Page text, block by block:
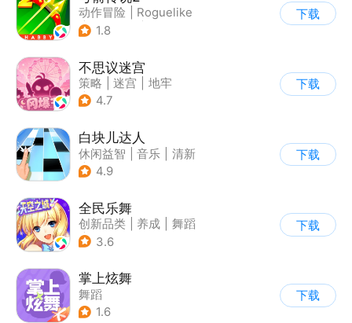
动作冒险
Roguelike
| 无双割草
1.8
下载
不思议迷宫
策略 迷宫
地牢
| 史莱姆
4.7
下载
白块儿达人
休闲益智 音乐
清新
| 多比特
4.9
下载
全民乐舞
创新品类 养成
舞蹈
| 动漫
3.6
下载
掌上炫舞
舞蹈
1.6
下载